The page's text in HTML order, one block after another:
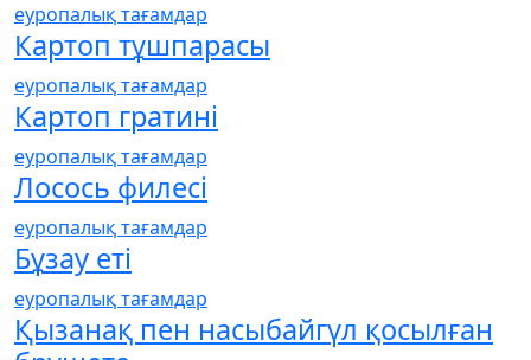
еуропалық тағамдар
Картоп тұшпарасы
еуропалық тағамдар
Картоп гратині
еуропалық тағамдар
Лосось филесі
еуропалық тағамдар
Бұзау еті
еуропалық тағамдар
Қызанақ пен насыбайгүл қосылған